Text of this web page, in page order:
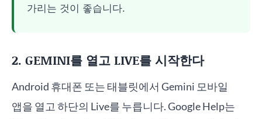
가리는 것이 좋습니다.
2. GEMINI를 열고 LIVE를 시작한다
Android 휴대폰 또는 태블릿에서 Gemini 모바일
앱을 열고 하단의 Live를 누릅니다. Google Help는